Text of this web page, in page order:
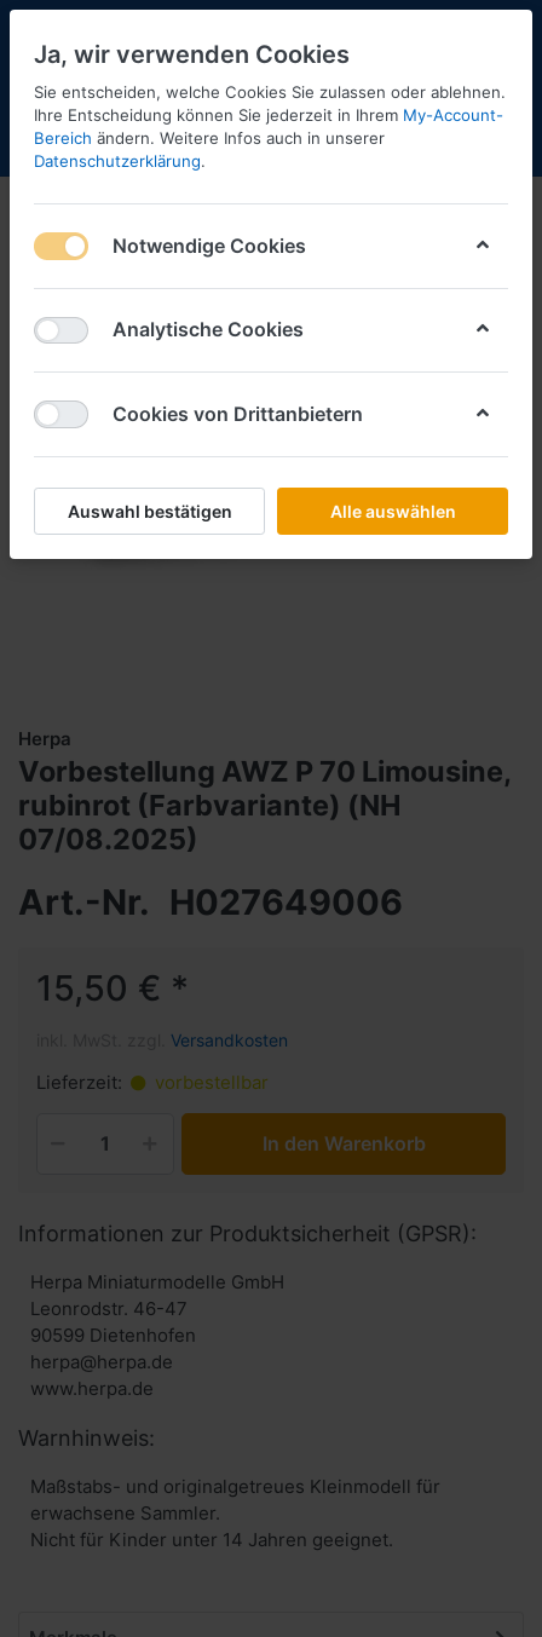
Menü Anmelden Shopaktualisierung
Herpa
Vorbestellung AWZ P 70 Limousine,
rubinrot (Farbvariante) (NH
07/08.2025)
Art.-Nr. H027649006
15,50 € *
Versandkosten
Lieferzeit: vorbestellbar
In den Warenkorb
Informationen zur Produktsicherheit (GPSR):
Herpa Miniaturmodelle GmbH
Leonrodstr. 46-47
90599 Dietenhofen
herpa@herpa.de
www.herpa.de
Warnhinweis:
Maßstabs- und originalgetreues Kleinmodell für
erwachsene Sammler.
Nicht für Kinder unter 14 Jahren geeignet.
Ja, wir verwenden Cookies
Sie entscheiden, welche Cookies Sie zulassen oder ablehnen.
Ihre Entscheidung können Sie jederzeit in Ihrem My-Account-
Bereich ändern. Weitere Infos auch in unserer
Datenschutzerklärung.
Notwendige Cookies
Analytische Cookies
Cookies von Drittanbietern
Auswahl bestätigen Alle auswählen